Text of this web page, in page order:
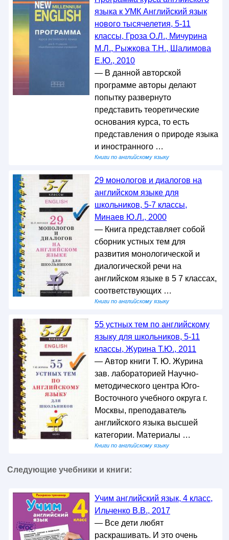
языка к УМК Английский язык
нового тысячелетия, 5-11
классы, Гроза О.Л., Мичурина
М.Л., Рыжкова Т.Н., Шалимова
Е.Ю., 2010
— В данной авторской
программе авторы делают
попытку развернуто
представить теоретические
основания курса, то есть
представления о природе языка
и иностранного …
Книги по английскому языку
29 монологов и диалогов на
английском языке для
школьников, 5-7 классы,
Минаев Ю.Л., 2000
— Книга представляет собой
сборник устных тем для
развития монологической и
диалогической речи на
английском языке в 5 7 классах,
соответствующих …
Книги по английскому языку
55 устных тем по английскому
языку для школьников, 5-11
классы, Журина Т.Ю., 2011
— Автор книги Т. Ю. Журина
зав. лабораторией Научно-
методического центра Юго-
Восточного учебного округа г.
Москвы, преподаватель
английского языка высшей
категории. Материалы …
Книги по английскому языку
Следующие учебники и книги:
Учим английский язык, 4 класс,
Ильченко В.В., 2017
— Все дети любят
раскрашивать. И это очень